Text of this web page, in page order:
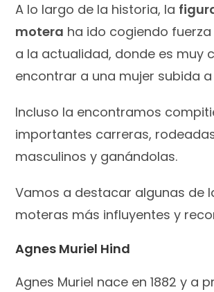
A lo largo de la historia, la
motera ha ido cogiendo
a la actualidad, donde es muy
encontrar a una mujer subida
Incluso la encontramos
importantes carreras,
masculinos y ganándolas.
Vamos a destacar algunas de
moteras más influyentes y
Agnes Muriel Hind
Agnes Muriel nace en 1882 y a